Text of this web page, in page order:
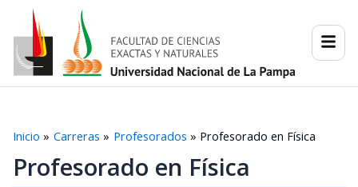
contenido
Inicio Carreras Profesorados Profesorado en Física
Profesorado en Física